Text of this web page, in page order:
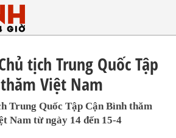
tịch Trung Quốc Tập
Việt Nam
Trung Quốc Tập Cận Bình thăm
Nam từ ngày 14 đến 15-4